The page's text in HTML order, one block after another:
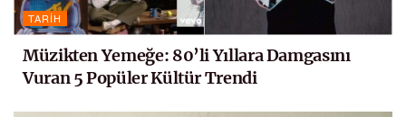
TARIH
Müzikten Yemeğe: 80’li Yıllara Damgasını
Vuran 5 Popüler Kültür Trendi